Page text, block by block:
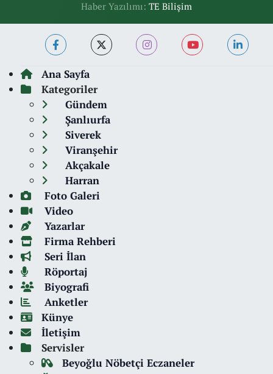
Haber Yazılımı: TE Bilişim
Ana Sayfa
Kategoriler
Gündem
Şanlıurfa
Siverek
Viranşehir
Akçakale
Harran
Foto Galeri
Video
Yazarlar
Firma Rehberi
Seri İlan
Röportaj
Biyografi
Anketler
Künye
İletişim
Servisler
Beyoğlu Nöbetçi Eczaneler